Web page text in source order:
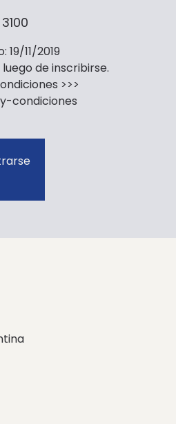
11/2019
de inscribirse.
>>>
condiciones